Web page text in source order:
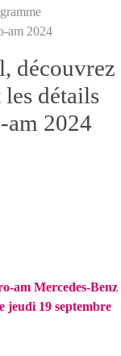
am 2024
découvrez
détails
am 2024
am Mercedes-Benz
jeudi 19 septembre